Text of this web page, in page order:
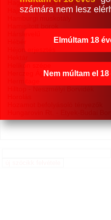
Hagymapálinka recept
Hajós-Bajai Borvidék
Héjon erjesztés
Helikon szépe
Herczeg Ágnes
számára nem lesz
Elmúltam 18
Nem múltam el